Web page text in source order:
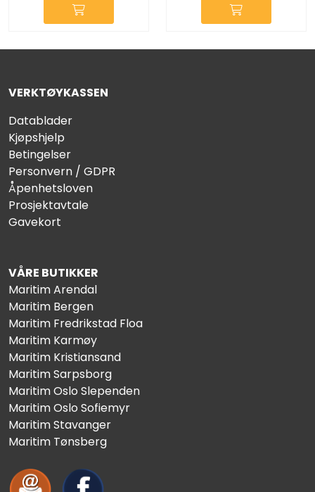
VERKTØYKASSEN
Datablader
Kjøpshjelp
Betingelser
Personvern / GDPR
Åpenhetsloven
Prosjektavtale
Gavekort
VÅRE BUTIKKER
Maritim Arendal
Maritim Bergen
Maritim Fredrikstad Floa
Maritim Karmøy
Maritim Kristiansand
Maritim Sarpsborg
Maritim Oslo Slependen
Maritim Oslo Sofiemyr
Maritim Stavanger
Maritim Tønsberg